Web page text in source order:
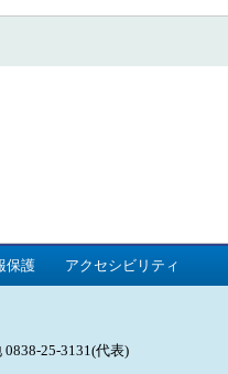
保護 アクセシビリティ
0838-25-3131(代表)